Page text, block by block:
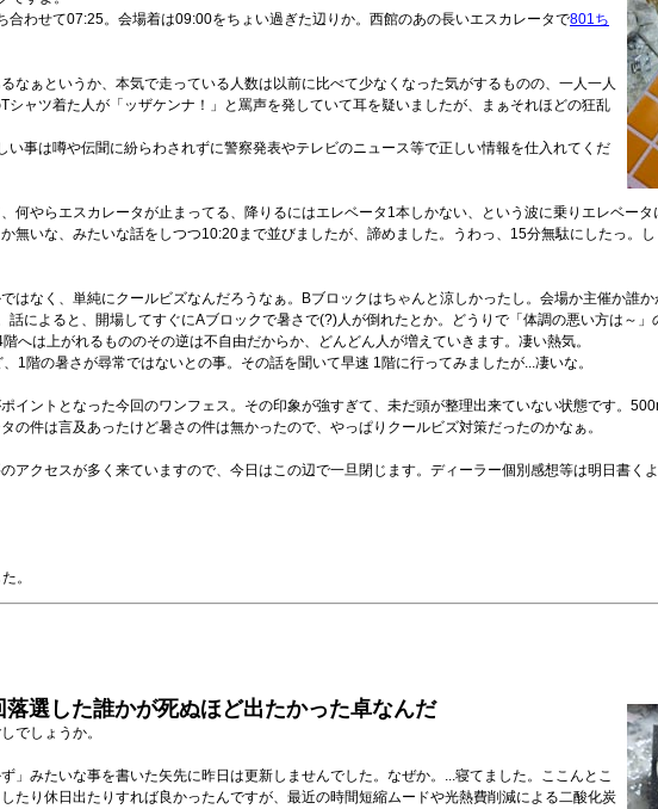
わせて07:25。会場着は09:00をちょい過ぎた辺りか。西館のあの長いエスカレータで801ち
なぁというか、本気で走っている人数は以前に比べて少なくなった気がするものの、一人一人
ャツ着た人が「ッザケンナ！」と罵声を発していて耳を疑いましたが、まぁそれほどの狂乱
事は噂や伝聞に紛らわされずに警察発表やテレビのニュース等で正しい情報を仕入れてくだ
何やらエスカレータが止まってる、降りるにはエレベータ1本しかない、という波に乗りエレベー
無いな、みたいな話をしつつ10:20まで並びましたが、諦めました。うわっ、15分無駄にしたっ。
はなく、単純にクールビズなんだろうなぁ。Bブロックはちゃんと涼しかったし。会場か主催か誰
によると、開場してすぐにAブロックで暑さで(?)人が倒れたとか。どうりで「体調の悪い方は～
へは上がれるもののその逆は不自由だからか、どんどん人が増えていきます。凄い熱気。
1階の暑さが尋常ではないとの事。その話を聞いて早速 1階に行ってみましたが...凄いな。
イントとなった今回のワンフェス。その印象が強すぎて、未だ頭が整理出来ていない状態です。
の件は言及あったけど暑さの件は無かったので、やっぱりクールビズ対策だったのかなぁ。
アクセスが多く来ていますので、今日はこの辺で一旦閉じます。ディーラー個別感想等は明日書く
。
選した誰かが死ぬほど出たかった卓なんだ
でしょうか。
」みたいな事を書いた矢先に昨日は更新しませんでした。なぜか。...寝てました。ここんとこ
たり休日出たりすれば良かったんですが、最近の時間短縮ムードや光熱費削減による二酸化炭